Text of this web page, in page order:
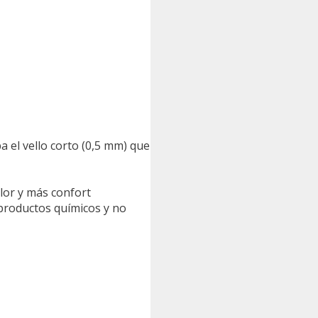
el vello corto (0,5 mm) que
y más confort
químicos y no